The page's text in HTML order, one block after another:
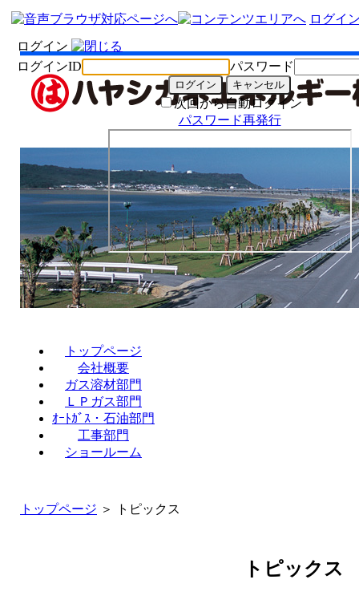
ログイ
ログイン
ログインID
パスワード
次回から自動ログイン
パスワード再発行
トップページ
会社概要
ガス溶材部門
ＬＰガス部門
ｵｰﾄｶﾞｽ・石油部門
工事部門
ショールーム
トップページ ＞ トピックス
トピックス